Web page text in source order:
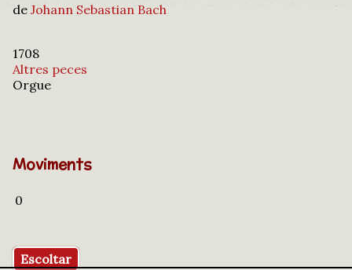
de Johann Sebastian Bach
1708
Altres peces
Orgue
Moviments
0
Escoltar